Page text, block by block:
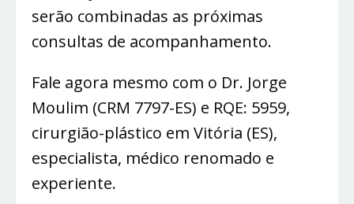
serão combinadas as próximas
consultas de acompanhamento.
Fale agora mesmo com o Dr. Jorge
Moulim (CRM 7797-ES) e RQE: 5959,
cirurgião-plástico em Vitória (ES),
especialista, médico renomado e
experiente.